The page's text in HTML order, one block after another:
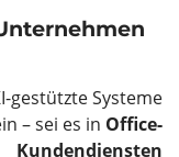
gestützte Systeme
– sei es in Office-